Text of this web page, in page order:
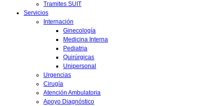
Tramites SUIT
Servicios
Internación
Ginecología
Medicina Interna
Pediatria
Quirúrgicas
Unipersonal
Urgencias
Cirugía
Atención Ambulatoria
Apoyo Diagnóstico